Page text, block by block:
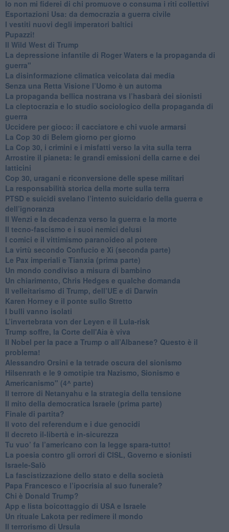
​Io non mi fiderei di chi promuove o consuma i riti collettivi
Esportazioni Usa: da democrazia a guerra civile
​I vestiti nuovi degli imperatori baltici
​Pupazzi!
​Il Wild West di Trump
​La depressione infantile di Roger Waters e la propaganda di
guerra"
​La disinformazione climatica veicolata dai media
Senza una Retta Visione l’Uomo è un automa
​La propaganda bellica nostrana vs l’hasbarà dei sionisti
​La cleptocrazia e lo studio sociologico della propaganda di
guerra
​Uccidere per gioco: il cacciatore e chi vuole armarsi
​La Cop 30 di Belem giorno per giorno
La Cop 30, i crimini e i misfatti verso la vita sulla terra
Arrostire il pianeta: le grandi emissioni della carne e dei
latticini
​Cop 30, uragani e riconversione delle spese militari
La responsabilità storica della morte sulla terra
PTSD e suicidi svelano l’intento suicidario della guerra e
dell’ignoranza
Il Wenzi e la decadenza verso la guerra e la morte
​Il tecno-fascismo e i suoi nemici delusi
​I comici e il vittimismo paranoideo al potere
​La virtù secondo Confucio e Xi (seconda parte)
Le Pax imperiali e Tianxia (prima parte)
Un mondo condiviso a misura di bambino
​Un chiarimento, Chris Hedges e qualche domanda
Il velleitarismo di Trump, dell’UE e di Darwin
​Karen Horney e il ponte sullo Stretto
​I bulli vanno isolati
L’invertebrata von der Leyen e il Lula-risk
Trump soffre, la Corte dell'Aia è viva
​Il Nobel per la pace a Trump o all’Albanese? Questo è il
problema!
​Alessandro Orsini e la tetrade oscura del sionismo
​Hilsenrath e le 9 omotipie tra Nazismo, Sionismo e
Americanismo" (4^ parte)
​Il terrore di Netanyahu e la strategia della tensione
Il mito della democratica Israele (prima parte)
​Finale di partita?
​Il voto del referendum e i due genocidi
Il decreto il-libertà e in-sicurezza
Tu vuo’ fa l’americano con la legge spara-tutto!
La poesia contro gli orrori di CISL, Governo e sionisti
Israele-Salò
​La fascistizzazione dello stato e della società
Papa Francesco e l’ipocrisia al suo funerale?
​Chi è Donald Trump?
App e lista boicottaggio di USA e Israele
​Un rituale Lakota per redimere il mondo
Il terrorismo di Ursula